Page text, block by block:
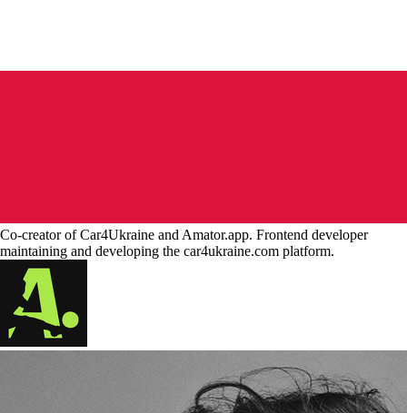
Co-creator of Car4Ukraine and Amator.app. Frontend developer
maintaining and developing the car4ukraine.com platform.